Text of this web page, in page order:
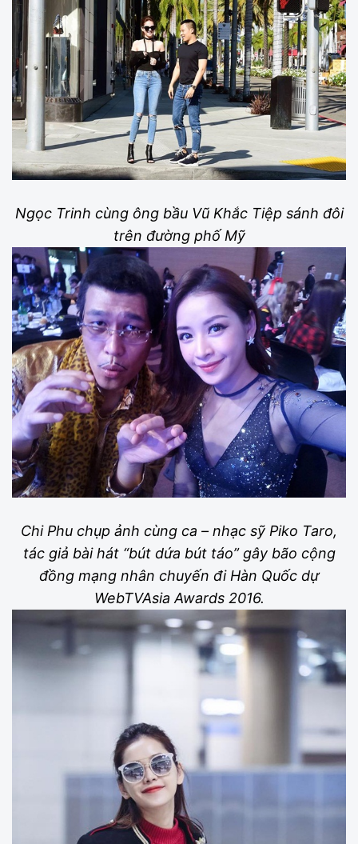
Ngọc Trinh cùng ông bầu Vũ Khắc Tiệp sánh đôi
trên đường phố Mỹ
Chi Phu chụp ảnh cùng ca – nhạc sỹ Piko Taro,
tác giả bài hát “bút dứa bút táo” gây bão cộng
đồng mạng nhân chuyến đi Hàn Quốc dự
WebTVAsia Awards 2016.